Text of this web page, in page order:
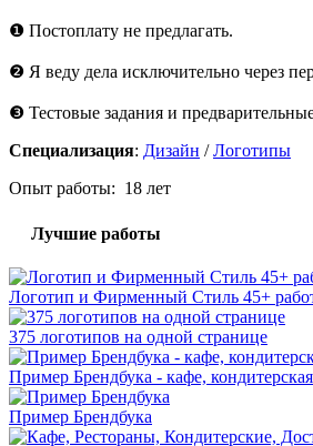
❶ Постоплату не предлагать.
❷ Я веду дела исключительно через
❸ Тестовые задания и
Специализация: Дизайн /Логотипы
Опыт работы: 18 лет
Лучшие работы
Логотип и Фирменный Стиль 45+
375 логотипов на одной странице
Пример Брендбука - кафе, кондитерская
Пример Брендбука